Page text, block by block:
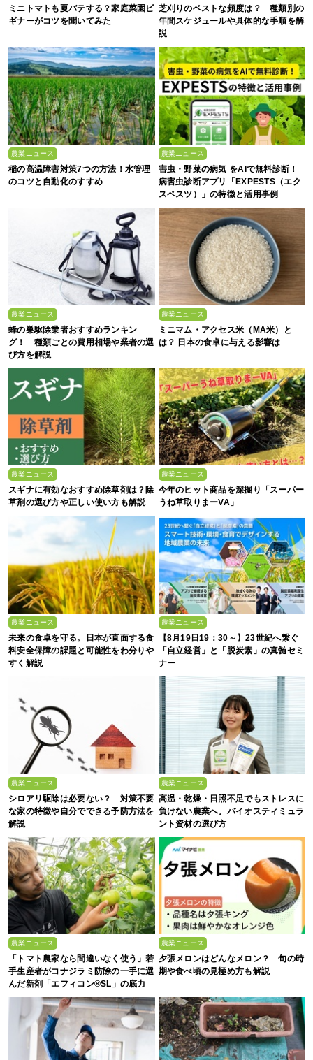
ミニトマトも夏バテする？家庭菜園ビ
ギナーがコツを聞いてみた
芝刈りのベストな頻度は？ 種類別の
年間スケジュールや具体的な手順を解
説
農業ニュース
稲の高温障害対策7つの方法！水管理
のコツと自動化のすすめ
農業ニュース
害虫・野菜の病気 をAIで無料診断！
病害虫診断アプリ「EXPESTS（エク
スペスツ）」の特徴と活用事例
農業ニュース
蜂の巣駆除業者おすすめランキン
グ！ 種類ごとの費用相場や業者の選
び方を解説
農業ニュース
ミニマム・アクセス米（MA米）と
は？ 日本の食卓に与える影響は
農業ニュース
スギナに有効なおすすめ除草剤は？除
草剤の選び方や正しい使い方も解説
農業ニュース
今年のヒット商品を深掘り「スーパー
うね草取りまーVA」
農業ニュース
未来の食卓を守る。日本が直面する食
料安全保障の課題と可能性をわ分りや
すく解説
農業ニュース
【8月19日19：30～】23世紀へ繋ぐ
「自立経営」と「脱炭素」の真髄セミ
ナー
農業ニュース
シロアリ駆除は必要ない？ 対策不要
な家の特徴や自分でできる予防方法を
解説
農業ニュース
高温・乾燥・日照不足でもストレスに
負けない農業へ。バイオスティミュラ
ント資材の選び方
農業ニュース
「トマト農家なら間違いなく使う」若
手生産者がコナジラミ防除の一手に選
んだ新剤「エフィコン®SL」の底力
農業ニュース
夕張メロンはどんなメロン？ 旬の時
期や食べ頃の見極め方も解説